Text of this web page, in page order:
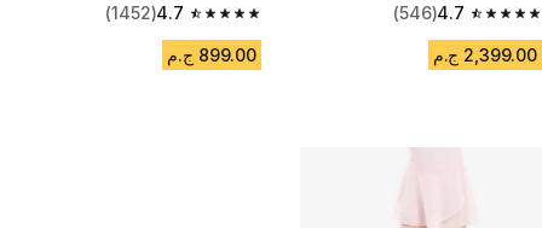
4.7
4.7 out of 5 stars from 546 reviews
(546)
2,399.00 ج.م
4.7
4.7 out of 5 stars from 1452 reviews
(1452)
899.00 ج.م